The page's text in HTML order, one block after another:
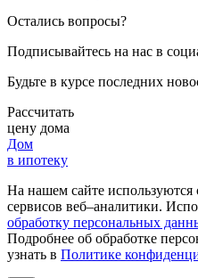
Остались вопросы?
Подписывайтесь на нас в
Будьте в курсе последних
Рассчитать
цену дома
Дом
в ипотеку
На нашем сайте
сервисов веб–аналитики.
обработку персональных
Подробнее об обработке
узнать в Политике